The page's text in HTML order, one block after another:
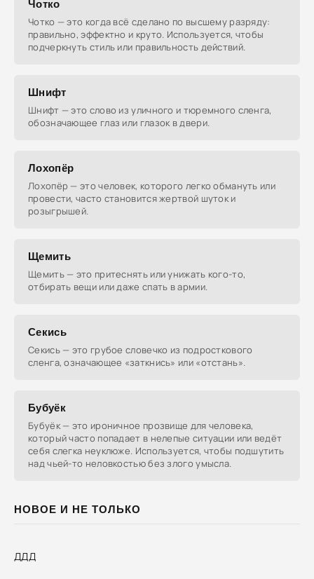
НОВОЕ И НЕ ТОЛЬКО
ДДД
Чотко
Чотко — это когда всё сделано по высшему разряду:
правильно, эффектно и круто. Используется, чтобы
подчеркнуть стиль или правильность действий.
Шнифт
Шнифт — это слово из уличного и тюремного сленга,
обозначающее глаз или глазок в двери.
Лохопёр
Лохопёр — это человек, которого легко обмануть или
провести, часто становится жертвой шуток и
розыгрышей.
Щемить
Щемить — это притеснять или унижать кого-то,
отбирать вещи или даже спать в армии.
Секись
Секись — это грубое словечко из подросткового
сленга, означающее «заткнись» или «отстань».
Бубуёк
Бубуёк — это ироничное прозвище для человека,
который часто попадает в нелепые ситуации или ведёт
себя слегка неуклюже. Используется, чтобы подшутить
над чьей-то неловкостью без злого умысла.